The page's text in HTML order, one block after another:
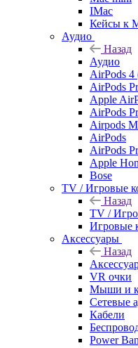
IMac
Кейсы к
Аудио
Назад
Аудио
AirPods 4
AirPods
Apple
AirPods
Airpods
AirPods
AirPods
Apple
Bose
TV / Игровые
Назад
TV /
Игровые
Аксессуары
Назад
VR очки
Мыши и
Сетевые
Кабели
Power